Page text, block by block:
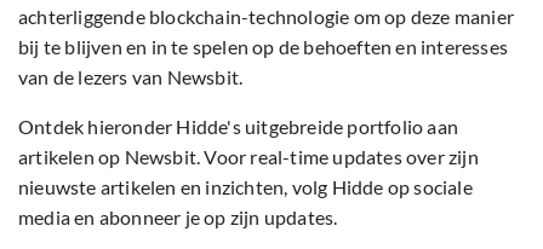
achterliggende blockchain-technologie om op deze manier
bij te blijven en in te spelen op de behoeften en interesses
van de lezers van Newsbit.
Ontdek hieronder Hidde's uitgebreide portfolio aan
artikelen op Newsbit. Voor real-time updates over zijn
nieuwste artikelen en inzichten, volg Hidde op sociale
media en abonneer je op zijn updates.